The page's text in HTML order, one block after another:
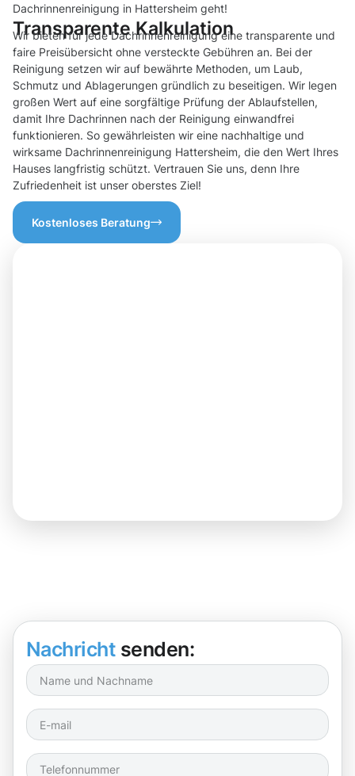
Dachrinnenreinigung in Hattersheim geht!
Transparente Kalkulation
Wir bieten für jede Dachrinnenreinigung eine transparente und
faire Preisübersicht ohne versteckte Gebühren an. Bei der
Reinigung setzen wir auf bewährte Methoden, um Laub,
Schmutz und Ablagerungen gründlich zu beseitigen. Wir legen
großen Wert auf eine sorgfältige Prüfung der Ablaufstellen,
damit Ihre Dachrinnen nach der Reinigung einwandfrei
funktionieren. So gewährleisten wir eine nachhaltige und
wirksame Dachrinnenreinigung Hattersheim, die den Wert Ihres
Hauses langfristig schützt. Vertrauen Sie uns, denn Ihre
Zufriedenheit ist unser oberstes Ziel!
Kostenloses Beratung
Nachricht senden: